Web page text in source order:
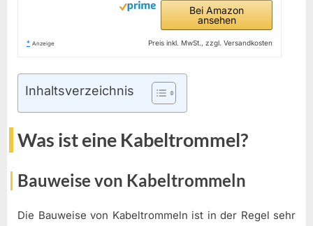
Bei Amazon
ansehen
* Anzeige Preis inkl. MwSt., zzgl. Versandkosten
Inhaltsverzeichnis
Was ist eine Kabeltrommel?
Bauweise von Kabeltrommeln
Die Bauweise von Kabeltrommeln ist in der Regel sehr